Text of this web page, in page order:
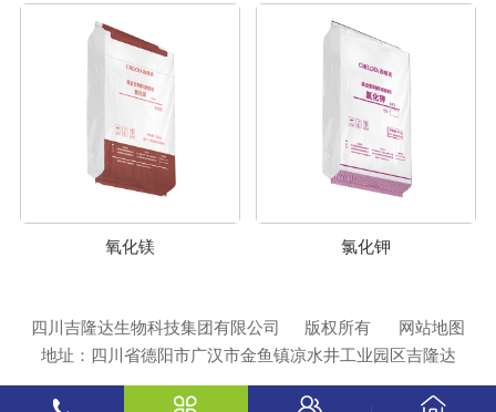
氧化镁 氯化钾
四川吉隆达生物科技集团有限公司 版权所有
网站地图
地址：四川省德阳市广汉市金鱼镇凉水井工业园区吉隆达